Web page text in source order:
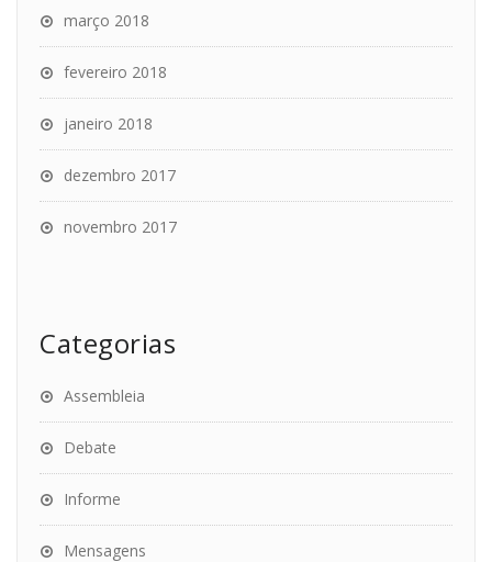
março 2018
fevereiro 2018
janeiro 2018
dezembro 2017
novembro 2017
Categorias
Assembleia
Debate
Informe
Mensagens